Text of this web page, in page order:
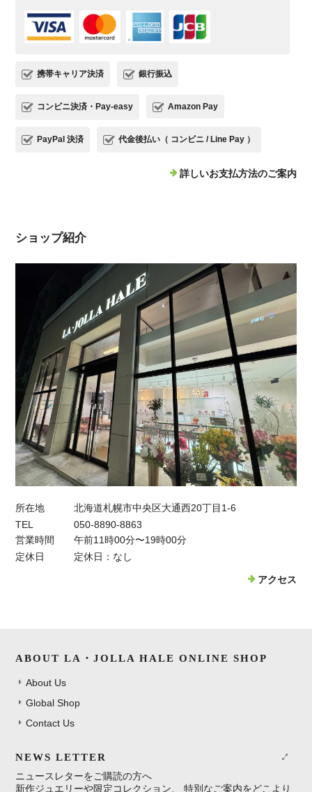
携帯キャリア決済 銀行振込
コンビニ決済・Pay-easy Amazon Pay
PayPal 決済 代金後払い（ コンビニ / Line Pay ）
詳しいお支払方法のご案内
ショップ紹介
所在地
北海道札幌市中央区大通西20丁目1-6
TEL
050-8890-8863
営業時間
午前11時00分〜19時00分
定休日
定休日：なし
アクセス
ABOUT LA・JOLLA HALE ONLINE SHOP
About Us
Global Shop
Contact Us
NEWS LETTER
ニュースレターをご購読の方へ
新作ジュエリーや限定コレクション、 特別なご案内をどこより